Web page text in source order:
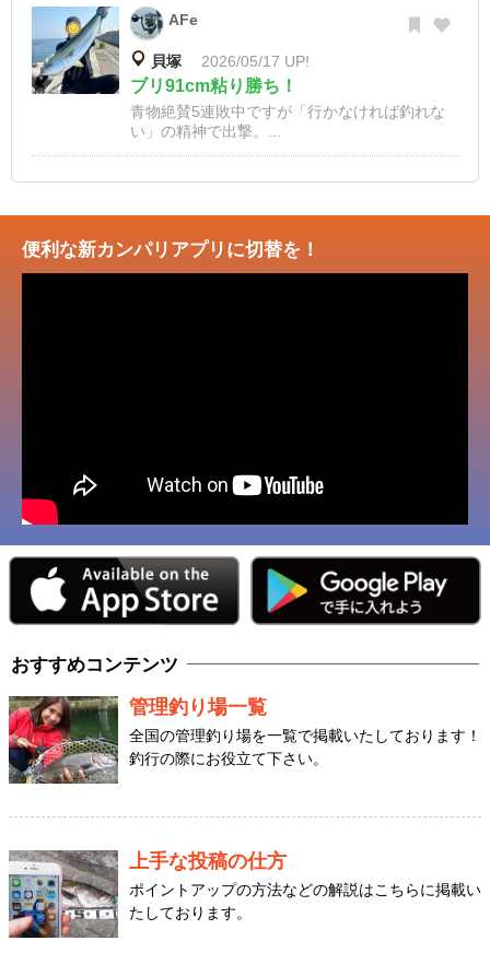
AFe
貝塚 2026/05/17 UP!
ブリ91cm粘り勝ち！
青物絶賛5連敗中ですが「行かなければ釣れな
い」の精神で出撃。...
便利な新カンパリアプリに切替を！
おすすめコンテンツ
管理釣り場一覧
全国の管理釣り場を一覧で掲載いたしております！
釣行の際にお役立て下さい。
上手な投稿の仕方
ポイントアップの方法などの解説はこちらに掲載い
たしております。